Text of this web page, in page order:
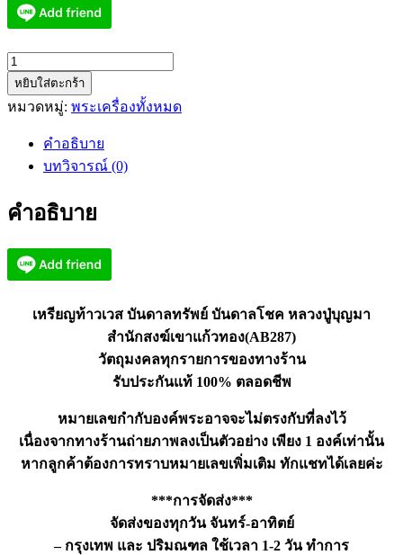
จำนวน
เห
รียญ
บันดาล
บันดาล
หลวง
หยิบใส่ตะกร้า
หมวดหมู่: พระเครื่องทั้งหมด
คำอธิบาย
บทวิจารณ์ (0)
คำอธิบาย
เหรียญท้าวเวส บันดาลทรัพย์ บันดาลโชค หลวงปู่บุญมา
สำนักสงฆ์เขาแก้วทอง(AB287)
วัตถุมงคลทุกรายการของทางร้าน
รับประกันแท้ 100% ตลอดชีพ
หมายเลขกำกับองค์พระอาจจะไม่ตรงกับที่ลงไว้
เนื่องจากทางร้านถ่ายภาพลงเป็นตัวอย่าง เพียง 1 องค์เท่านั้น
หากลูกค้าต้องการทราบหมายเลขเพิ่มเติม ทักแชทได้เลยค่ะ
***การจัดส่ง***
จัดส่งของทุกวัน จันทร์-อาทิตย์
– กรุงเทพ และ ปริมณฑล ใช้เวลา 1-2 วัน ทำการ